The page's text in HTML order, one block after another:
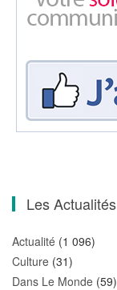
Les Actualités
Actualité (1 096)
Culture (31)
Dans Le Monde (59)